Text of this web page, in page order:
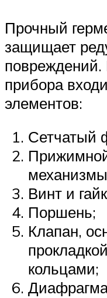
Прочный
защищает
повреждений.
прибора
элементов:
Сетчатый
Винт и
Поршень;
Клапан,
кольцами;